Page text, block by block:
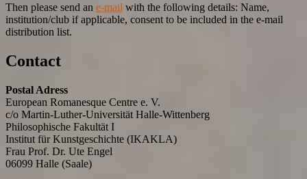
Then please send an e-mail with the following details: Name,
institution/club if applicable, consent to be included in the e-mail
distribution list.
Contact
Postal Adress
European Romanesque Centre e. V.
c/o Martin-Luther-Universität Halle-Wittenberg
Philosophische Fakultät I
Institut für Kunstgeschichte (IKAKLA)
Frau Prof. Dr. Ute Engel
06099 Halle (Saale)